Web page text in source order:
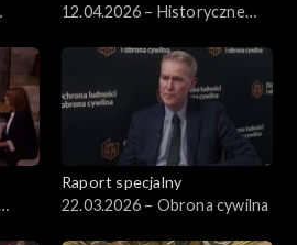
12.04.2026 – Historyczne
Raport specjalny
22.03.2026 – Obrona cywilna